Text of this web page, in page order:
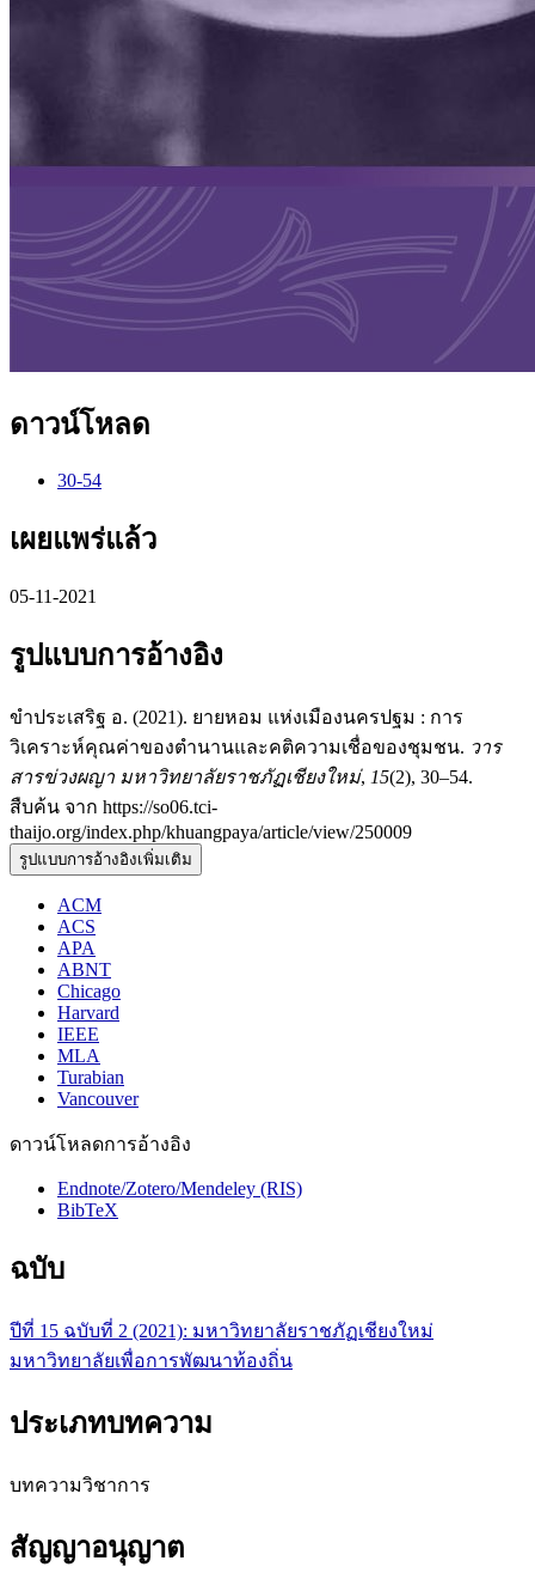
ดาวน์โหลด
30-54
เผยแพร่แล้ว
05-11-2021
รูปแบบการอ้างอิง
ขำประเสริฐ อ. (2021). ยายหอม แห่งเมืองนครปฐม : การ
วิเคราะห์คุณค่าของตำนานและคติความเชื่อของชุมชน. วาร
สารข่วงผญา มหาวิทยาลัยราชภัฏเชียงใหม่, 15(2), 30–54.
สืบค้น จาก https://so06.tci-
thaijo.org/index.php/khuangpaya/article/view/250009
รูปแบบการอ้างอิงเพิ่มเติม
ACM
ACS
APA
ABNT
Chicago
Harvard
IEEE
MLA
Turabian
Vancouver
ดาวน์โหลดการอ้างอิง
Endnote/Zotero/Mendeley (RIS)
BibTeX
ฉบับ
ปีที่ 15 ฉบับที่ 2 (2021): มหาวิทยาลัยราชภัฏเชียงใหม่
มหาวิทยาลัยเพื่อการพัฒนาท้องถิ่น
ประเภทบทความ
บทความวิชาการ
สัญญาอนุญาต